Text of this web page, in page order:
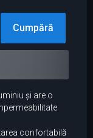
și are o
confortabilă